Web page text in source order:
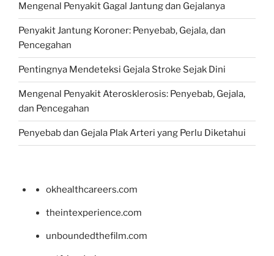
Mengenal Penyakit Gagal Jantung dan Gejalanya
Penyakit Jantung Koroner: Penyebab, Gejala, dan
Pencegahan
Pentingnya Mendeteksi Gejala Stroke Sejak Dini
Mengenal Penyakit Aterosklerosis: Penyebab, Gejala,
dan Pencegahan
Penyebab dan Gejala Plak Arteri yang Perlu Diketahui
okhealthcareers.com
theintexperience.com
unboundedthefilm.com